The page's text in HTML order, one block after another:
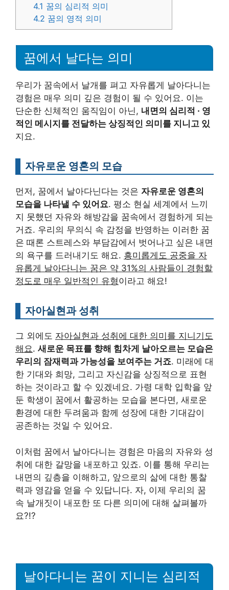
4.1 꿈의 심리적 의미
4.2 꿈의 영적 의미
꿈에서 날다는 의미
우리가 꿈속에서 날개를 펴고 자유롭게 날아다니는
경험은 매우 의미 깊은 경험이 될 수 있어요. 이는
단순한 신체적인 움직임이 아닌, 내면의 심리적 · 영
적인 메시지를 전달하는 상징적인 의미를 지니고 있
지요.
자유로운 영혼의 모습
먼저, 꿈에서 날아다닌다는 것은 자유로운 영혼의
모습을 나타낼 수 있어요. 평소 현실 세계에서 느끼
지 못했던 자유와 해방감을 꿈속에서 경험하게 되는
거죠. 우리의 무의식 속 감정을 반영하는 이러한 꿈
은 때론 스트레스와 부담감에서 벗어나고 싶은 내면
의 욕구를 드러내기도 해요. 흥미롭게도 공중을 자
유롭게 날아다니는 꿈은 약 31%의 사람들이 경험할
정도로 매우 일반적인 유형이라고 해요!
자아실현과 성취
그 외에도 자아실현과 성취에 대한 의미를 지니기도
해요. 새로운 목표를 향해 힘차게 날아오르는 모습은
우리의 잠재력과 가능성을 보여주는 거죠. 미래에 대
한 기대와 희망, 그리고 자신감을 상징적으로 표현
하는 것이라고 할 수 있겠네요. 가령 대학 입학을 앞
둔 학생이 꿈에서 활공하는 모습을 본다면, 새로운
환경에 대한 두려움과 함께 성장에 대한 기대감이
공존하는 것일 수 있어요.
이처럼 꿈에서 날아다니는 경험은 마음의 자유와 성
취에 대한 갈망을 내포하고 있죠. 이를 통해 우리는
내면의 깊층을 이해하고, 앞으로의 삶에 대한 통찰
력과 영감을 얻을 수 있답니다. 자, 이제 우리의 꿈
속 날개짓이 내포한 또 다른 의미에 대해 살펴볼까
요?!?
날아다니는 꿈이 지니는 심리적